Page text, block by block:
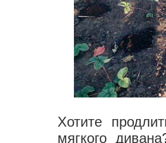
Хотите
мягкого